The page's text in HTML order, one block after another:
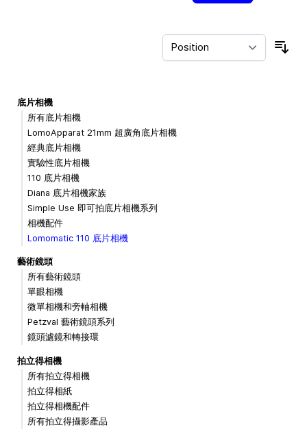
底片相機
所有底片相機
LomoApparat 21mm 超廣角底片相機
經典底片相機
實驗性底片相機
110 底片相機
Diana 底片相機家族
Simple Use 即可拍底片相機系列
相機配件
Lomomatic 110 底片相機
藝術鏡頭
所有藝術鏡頭
單眼相機
微單相機和旁軸相機
Petzval 藝術鏡頭系列
鏡頭濾鏡和轉接環
拍立得相機
所有拍立得相機
拍立得相紙
拍立得相機配件
所有拍立得攝影產品